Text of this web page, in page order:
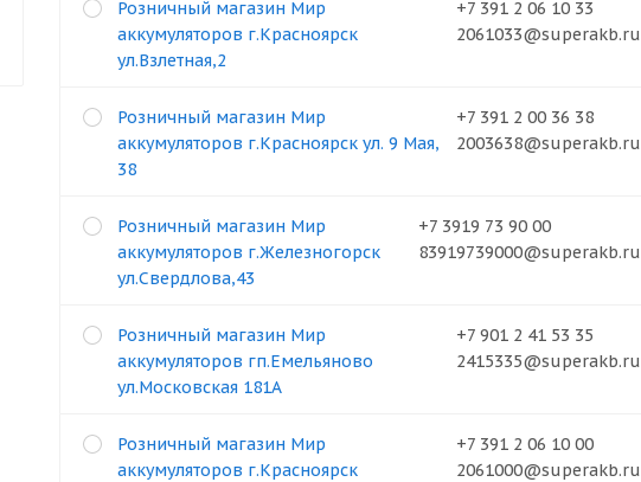
+7 391 2 06 10 33
2061033@superakb.ru
Розничный магазин Мир
аккумуляторов г.Красноярск
ул.Взлетная,2
+7 391 2 00 36 38
2003638@superakb.ru
Розничный магазин Мир
аккумуляторов г.Красноярск ул. 9 Мая,
38
+7 3919 73 90 00
83919739000@superakb.ru
Розничный магазин Мир
аккумуляторов г.Железногорск
ул.Свердлова,43
+7 901 2 41 53 35
2415335@superakb.ru
Розничный магазин Мир
аккумуляторов гп.Емельяново
ул.Московская 181А
+7 391 2 06 10 00
2061000@superakb.ru
Розничный магазин Мир
аккумуляторов г.Красноярск